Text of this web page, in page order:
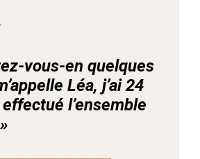
vous-en quelques
Léa, j’ai 24
effectué l’ensemble